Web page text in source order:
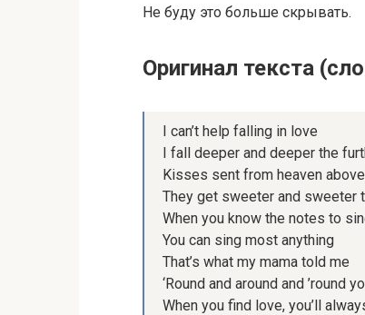
Не буду это больше скрывать.
Оригинал текста
I can’t help falling in love
I fall deeper and deeper the
Kisses sent from heaven above
They get sweeter and sweeter
When you know the notes to
You can sing most anything
That’s what my mama told me
‘Round and around and ’round
When you find love, you’ll